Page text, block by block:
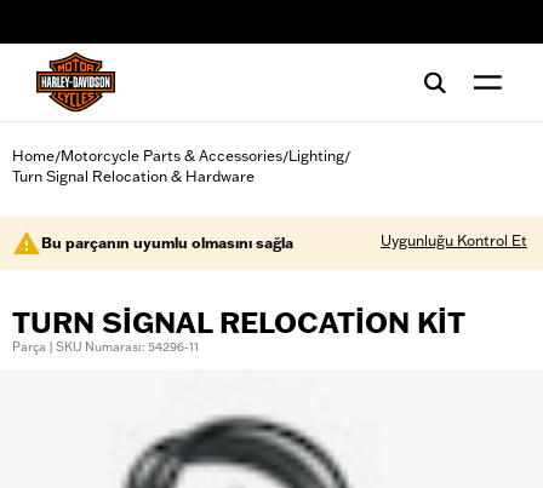
Home/Motorcycle Parts & Accessories/Lighting/
Turn Signal Relocation & Hardware
Bu parçanın uyumlu olmasını sağla Uygunluğu Kontrol Et
TURN SIGNAL RELOCATION KIT
Parça | SKU Numarası: 54296-11